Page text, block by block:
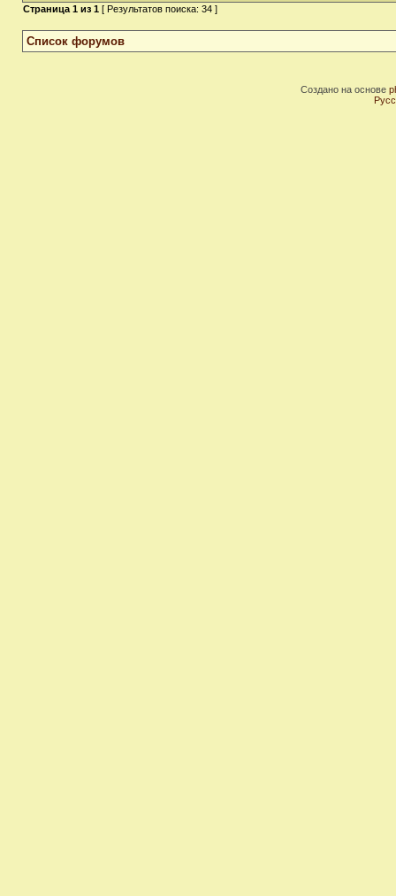
Страница 1 из 1 [ Результатов поиска: 34 ]
Список форумов
Создано на основе